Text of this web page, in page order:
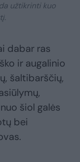
užtikrinti kuo
dabar ras
ir augalinio
šaltibarščių,
šiol galės
bei